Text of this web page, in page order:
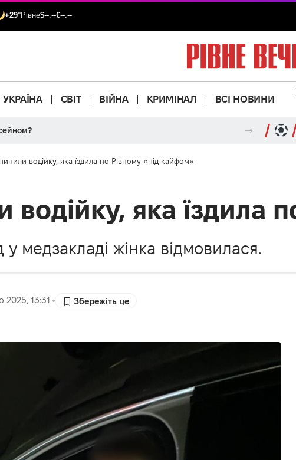
+29°Рівне$--.--€--.--
УКРАЇНА СВІТ ВІЙНА КРИМІНАЛ ВСІ НОВИНИ
водійку, яка їздила по Рівному «під кайфом»
водійку, яка їздила
медзакладі жінка відмовилася.
2025, 13:31